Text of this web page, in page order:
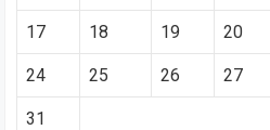
17 18 19 20
24 25 26 27
31